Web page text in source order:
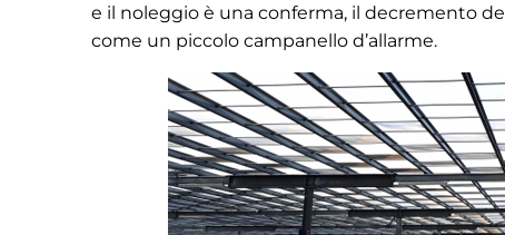
e il noleggio è una conferma, il decremento
come un piccolo campanello d’allarme.